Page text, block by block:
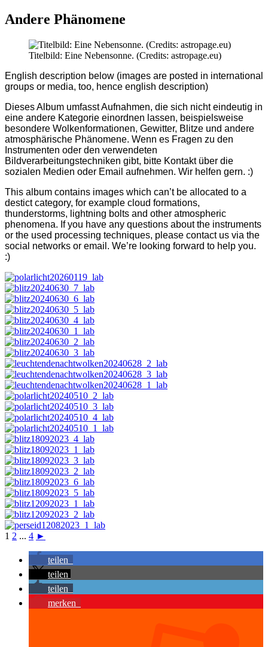
Andere Phänomene
Titelbild: Eine Nebensonne. (Credits: astropage.eu)
English description below (images are posted in international
groups or media, too, hence english description)
Dieses Album umfasst Aufnahmen, die sich nicht eindeutig in
eine andere Kategorie einordnen lassen, beispielsweise
besondere Wolkenformationen, Gewitter, Blitze und andere
atmosphärische Phänomene. Wenn es Fragen zu den
Instrumenten oder den verwendeten
Bildverarbeitungstechniken gibt, bitte Kontakt über die
sozialen Medien oder Email aufnehmen. Wir helfen gern. :)
This album contains images which can’t be allocated to a
destict category, for example cloud formations,
thunderstorms, lightning bolts and other atmospheric
phenomena. If you have any questions about the instruments
or the used processing techniques, please contact us via the
social networks or email. We’re looking forward to help you.
:)
1 2 ... 4 ►
teilen
teilen
teilen
merken